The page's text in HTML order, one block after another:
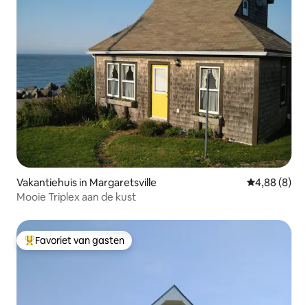
Vakantiehuis in Margaretsville Gemiddelde
4,88 (8)
Mooie Triplex aan de kust
Topfavoriet van gasten
Favoriet van gasten